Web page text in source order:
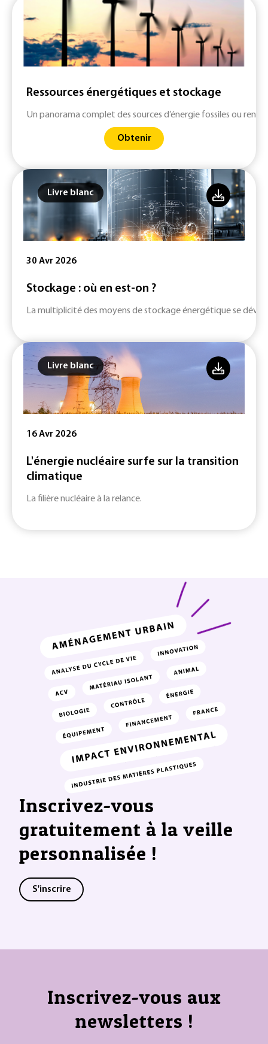
Ressources énergétiques et stockage
Un panorama complet des sources d’énergie fossiles ou
Obtenir
Livre blanc
30 Avr 2026
Stockage : où en est-on ?
La multiplicité des moyens de stockage énergétique se
Livre blanc
16 Avr 2026
L'énergie nucléaire surfe sur la transition
climatique
La filière nucléaire à la relance.
Inscrivez-vous
gratuitement à la veille
personnalisée !
S'inscrire
Inscrivez-vous aux
newsletters !